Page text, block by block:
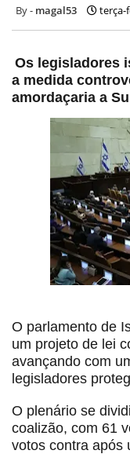
magal53 terça-
Os legisladores
a medida
amordaçaria a
O parlamento de
um projeto de lei
avançando com
legisladores
O plenário se
coalizão, com 61
votos contra após